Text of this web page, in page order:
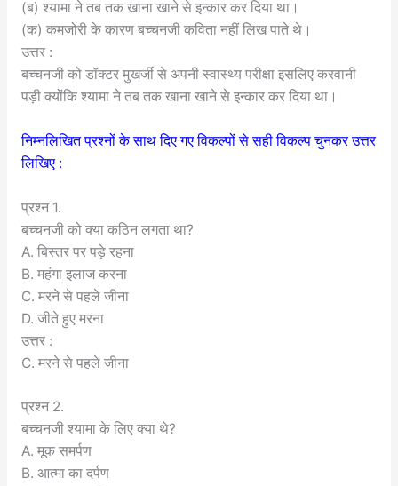
(ब) श्यामा ने तब तक खाना खाने से इन्कार कर दिया था।
(क) कमजोरी के कारण बच्चनजी कविता नहीं लिख पाते थे।
उत्तर :
बच्चनजी को डॉक्टर मुखर्जी से अपनी स्वास्थ्य परीक्षा इसलिए करवानी
पड़ी क्योंकि श्यामा ने तब तक खाना खाने से इन्कार कर दिया था।
निम्नलिखित प्रश्नों के साथ दिए गए विकल्पों से सही विकल्प चुनकर उत्तर
लिखिए :
प्रश्न 1.
बच्चनजी को क्या कठिन लगता था?
A. बिस्तर पर पड़े रहना
B. महंगा इलाज करना
C. मरने से पहले जीना
D. जीते हुए मरना
उत्तर :
C. मरने से पहले जीना
प्रश्न 2.
बच्चनजी श्यामा के लिए क्या थे?
A. मूक समर्पण
B. आत्मा का दर्पण